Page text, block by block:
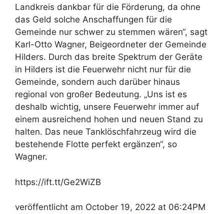
Landkreis dankbar für die Förderung, da ohne
das Geld solche Anschaffungen für die
Gemeinde nur schwer zu stemmen wären“, sagt
Karl-Otto Wagner, Beigeordneter der Gemeinde
Hilders. Durch das breite Spektrum der Geräte
in Hilders ist die Feuerwehr nicht nur für die
Gemeinde, sondern auch darüber hinaus
regional von großer Bedeutung. „Uns ist es
deshalb wichtig, unsere Feuerwehr immer auf
einem ausreichend hohen und neuen Stand zu
halten. Das neue Tanklöschfahrzeug wird die
bestehende Flotte perfekt ergänzen“, so
Wagner.
https://ift.tt/Ge2WiZB
veröffentlicht am October 19, 2022 at 06:24PM